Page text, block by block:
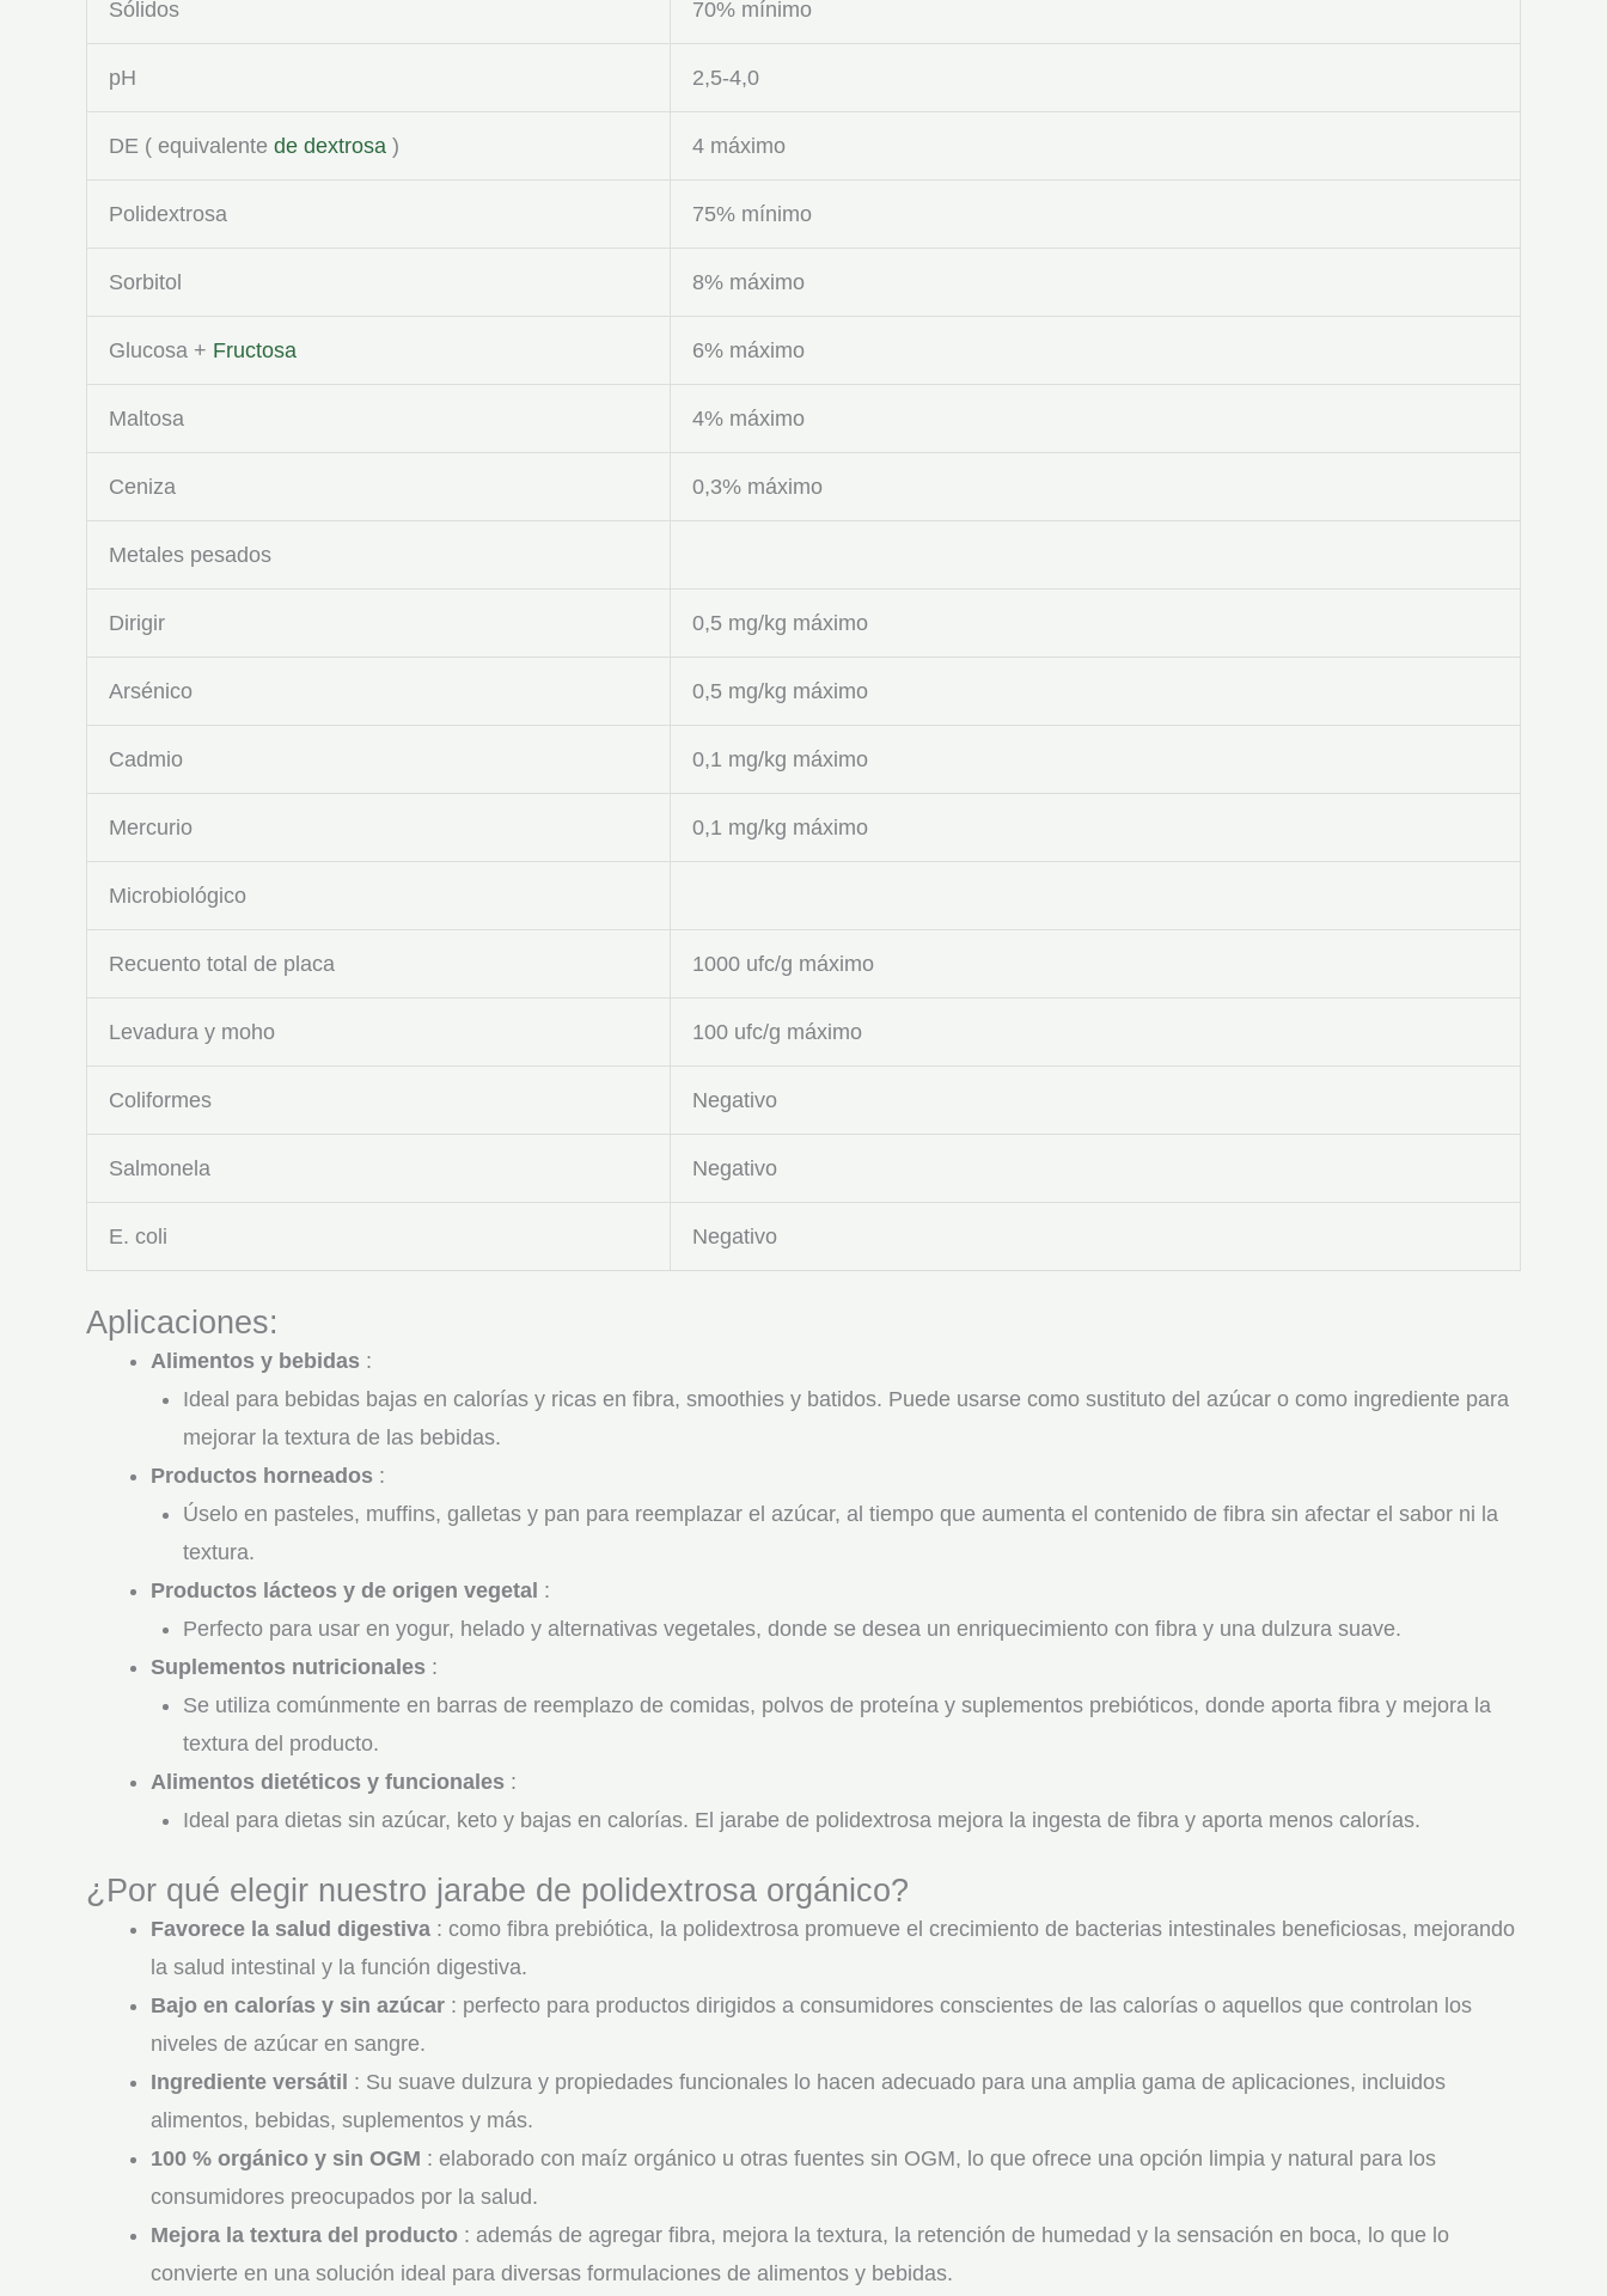
Sólidos 70% mínimo
pH 2,5-4,0
DE ( equivalente de dextrosa ) 4 máximo
Polidextrosa 75% mínimo
Sorbitol 8% máximo
Glucosa + Fructosa 6% máximo
Maltosa 4% máximo
Ceniza 0,3% máximo
Metales pesados
Dirigir 0,5 mg/kg máximo
Arsénico 0,5 mg/kg máximo
Cadmio 0,1 mg/kg máximo
Mercurio 0,1 mg/kg máximo
Microbiológico
Recuento total de placa 1000 ufc/g máximo
Levadura y moho 100 ufc/g máximo
Coliformes Negativo
Salmonela Negativo
E. coli Negativo
Aplicaciones:
Alimentos y bebidas :
Ideal para bebidas bajas en calorías y ricas en fibra, smoothies y batidos. Puede usarse como sustituto del azúcar o como ingrediente para
mejorar la textura de las bebidas.
Productos horneados :
Úselo en pasteles, muffins, galletas y pan para reemplazar el azúcar, al tiempo que aumenta el contenido de fibra sin afectar el sabor ni la
textura.
Productos lácteos y de origen vegetal :
Perfecto para usar en yogur, helado y alternativas vegetales, donde se desea un enriquecimiento con fibra y una dulzura suave.
Suplementos nutricionales :
Se utiliza comúnmente en barras de reemplazo de comidas, polvos de proteína y suplementos prebióticos, donde aporta fibra y mejora la
textura del producto.
Alimentos dietéticos y funcionales :
Ideal para dietas sin azúcar, keto y bajas en calorías. El jarabe de polidextrosa mejora la ingesta de fibra y aporta menos calorías.
¿Por qué elegir nuestro jarabe de polidextrosa orgánico?
Favorece la salud digestiva : como fibra prebiótica, la polidextrosa promueve el crecimiento de bacterias intestinales beneficiosas, mejorando
la salud intestinal y la función digestiva.
Bajo en calorías y sin azúcar : perfecto para productos dirigidos a consumidores conscientes de las calorías o aquellos que controlan los
niveles de azúcar en sangre.
Ingrediente versátil : Su suave dulzura y propiedades funcionales lo hacen adecuado para una amplia gama de aplicaciones, incluidos
alimentos, bebidas, suplementos y más.
100 % orgánico y sin OGM : elaborado con maíz orgánico u otras fuentes sin OGM, lo que ofrece una opción limpia y natural para los
consumidores preocupados por la salud.
Mejora la textura del producto : además de agregar fibra, mejora la textura, la retención de humedad y la sensación en boca, lo que lo
convierte en una solución ideal para diversas formulaciones de alimentos y bebidas.